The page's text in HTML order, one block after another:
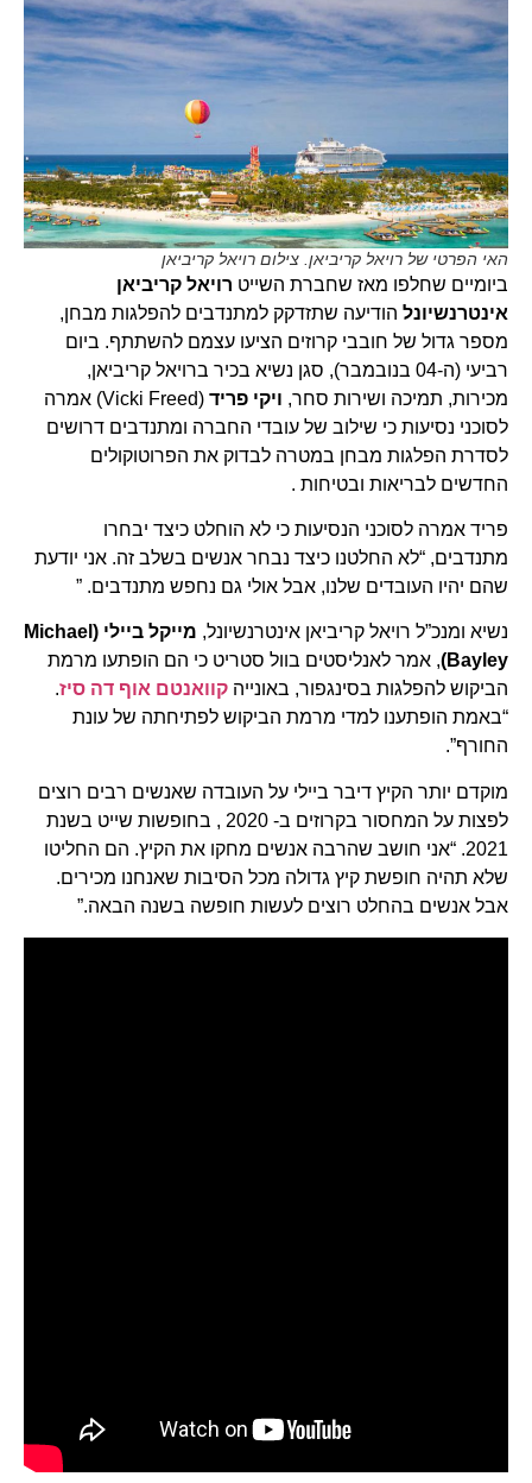
האי הפרטי של רויאל קריביאן. צילום רויאל קריביאן
ביומיים שחלפו מאז שחברת השייט רויאל קריביאן
אינטרנשיונל הודיעה שתזדקק למתנדבים להפלגות מבחן,
מספר גדול של חובבי קרוזים הציעו עצמם להשתתף. ביום
רביעי (ה-04 בנובמבר), סגן נשיא בכיר ברויאל קריביאן,
מכירות, תמיכה ושירות סחר, ויקי פריד
(Vicki Freed) אמרה
לסוכני נסיעות כי שילוב של עובדי החברה ומתנדבים דרושים
לסדרת הפלגות מבחן במטרה לבדוק את הפרוטוקולים
החדשים לבריאות ובטיחות .
פריד אמרה לסוכני הנסיעות כי לא הוחלט כיצד יבחרו
מתנדבים, “לא החלטנו כיצד נבחר אנשים בשלב זה. אני יודעת
שהם יהיו העובדים שלנו, אבל אולי גם נחפש מתנדבים. ”
נשיא ומנכ”ל רויאל קריביאן אינטרנשיונל, מייקל ביילי ( Michael
Bayley
), אמר לאנליסטים בוול סטריט כי הם הופתעו מרמת
הביקוש להפלגות בסינגפור, באונייה קוואנטם אוף דה סיז.
“באמת הופתענו למדי מרמת הביקוש לפתיחתה של עונת
החורף”.
מוקדם יותר הקיץ דיבר ביילי על העובדה שאנשים רבים רוצים
לפצות על המחסור בקרוזים ב- 2020 , בחופשות שייט בשנת
2021. “אני חושב שהרבה אנשים מחקו את הקיץ. הם החליטו
שלא תהיה חופשת קיץ גדולה מכל הסיבות שאנחנו מכירים.
אבל אנשים בהחלט רוצים לעשות חופשה בשנה הבאה.”